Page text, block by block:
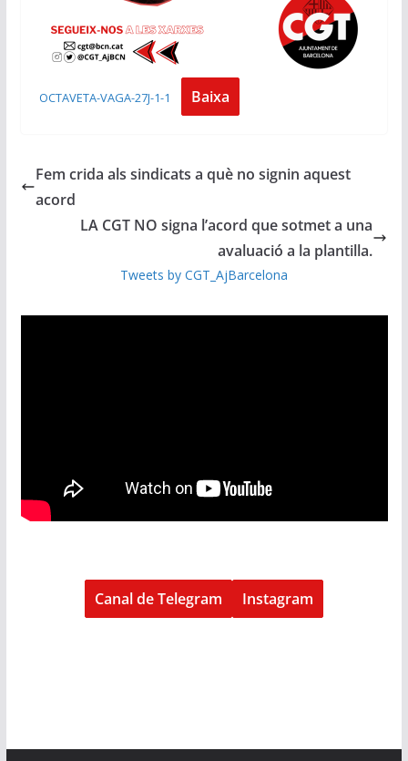
OCTAVETA-VAGA-27J-1-1 Baixa
Fem crida als sindicats a què no signin aquest
acord
LA CGT NO signa l’acord que sotmet a una
avaluació a la plantilla.
Tweets by CGT_AjBarcelona
Canal de Telegram Instagram